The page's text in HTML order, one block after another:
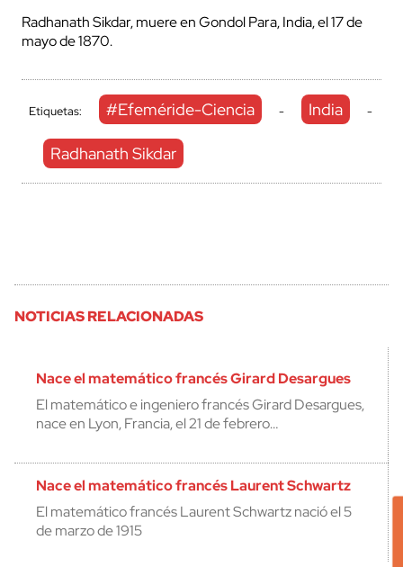
Radhanath Sikdar, muere en Gondol Para, India, el 17 de
mayo de 1870.
Etiquetas: #Efeméride-Ciencia - India -
Radhanath Sikdar
NOTICIAS RELACIONADAS
Nace el matemático francés Girard Desargues
El matemático e ingeniero francés Girard Desargues,
nace en Lyon, Francia, el 21 de febrero…
Nace el matemático francés Laurent Schwartz
El matemático francés Laurent Schwartz nació el 5
de marzo de 1915